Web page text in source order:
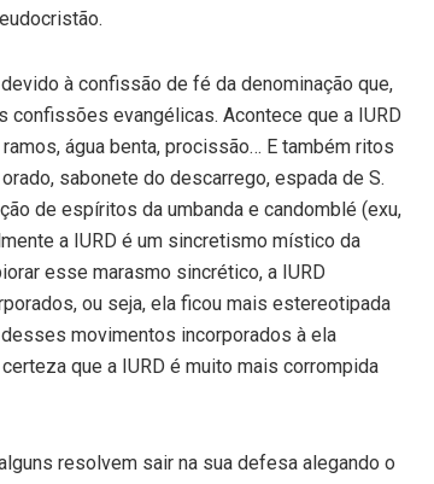
à confissão de fé da denominação que,
evangélicas. Acontece que a IURD
água benta, procissão… E também ritos
sabonete do descarrego, espada de S.
de espíritos da umbanda e candomblé (exu,
a IURD é um sincretismo místico da
esse marasmo sincrético, a IURD
ou seja, ela ficou mais estereotipada
movimentos incorporados à ela
que a IURD é muito mais corrompida
resolvem sair na sua defesa alegando o